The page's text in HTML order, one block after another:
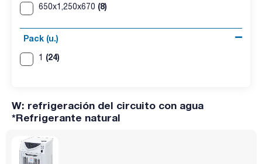
650x1,250x670 (8)
Pack (u.)
1 (24)
W: refrigeración del circuito con agua
*Refrigerante natural